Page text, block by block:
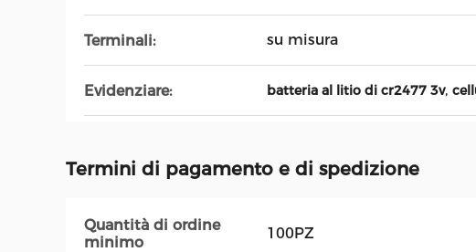
Terminali: su misura
Evidenziare: batteria al litio di cr2477 3v,
Termini di pagamento e di spedizione
Quantità di ordine
minimo
100PZ